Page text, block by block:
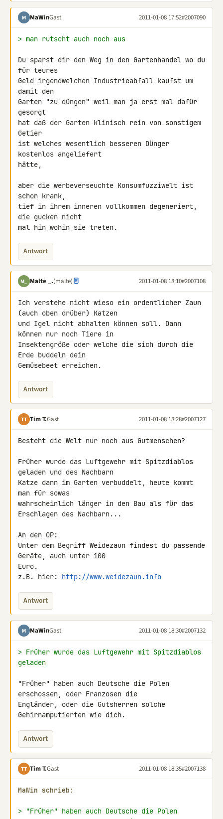
M MaWinGast 2011-01-08 17:52#2007090
> man rutscht auch noch aus
Du sparst dir den Weg in den Gartenhandel wo du
für teures
Geld irgendwelchen Industrieabfall kaufst um
damit den
Garten "zu düngen" weil man ja erst mal dafür
gesorgt
hat daß der Garten klinisch rein von sonstigem
Getier
ist welches wesentlich besseren Dünger
kostenlos angeliefert
hätte,
aber die werbeverseuchte Konsumfuzziwelt ist
schon krank,
tief in ihrem inneren vollkommen degeneriert,
die gucken nicht
mal hin wohin sie treten.
Antwort
M_ Malte _.(malte) 2011-01-08 18:10#2007108
Ich verstehe nicht wieso ein ordentlicher Zaun
(auch oben drüber) Katzen
und Igel nicht abhalten können soll. Dann
können nur noch Tiere in
Insektengröße oder welche die sich durch die
Erde buddeln dein
Gemüsebeet erreichen.
Antwort
TT Tim T.Gast 2011-01-08 18:28#2007127
Besteht die Welt nur noch aus Gutmenschen?
Früher wurde das Luftgewehr mit Spitzdiablos
geladen und des Nachbarn
Katze dann im Garten verbuddelt, heute kommt
man für sowas
wahrscheinlich länger in den Bau als für das
Erschlagen des Nachbarn...
An den OP:
Unter dem Begriff Weidezaun findest du passende
Geräte, auch unter 100
Euro.
z.B. hier: http://www.weidezaun.info
Antwort
M MaWinGast 2011-01-08 18:30#2007132
> Früher wurde das Luftgewehr mit Spitzdiablos
geladen
"Früher" haben auch Deutsche die Polen
erschossen, oder Franzosen die
Engländer, oder die Gutsherren solche
Gehirnamputierten wie dich.
Antwort
TT Tim T.Gast 2011-01-08 18:35#2007138
MaWin schrieb:
> "Früher" haben auch Deutsche die Polen